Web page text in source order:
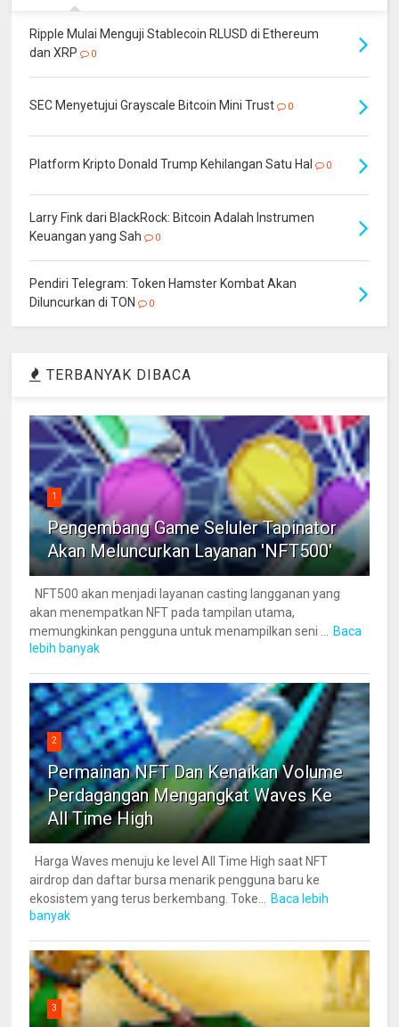
Ripple Mulai Menguji Stablecoin RLUSD di Ethereum
dan XRP
0
SEC Menyetujui Grayscale Bitcoin Mini Trust 0
Platform Kripto Donald Trump Kehilangan Satu Hal 0
Larry Fink dari BlackRock: Bitcoin Adalah Instrumen
Keuangan yang Sah
0
Pendiri Telegram: Token Hamster Kombat Akan
Diluncurkan di TON
0
TERBANYAK DIBACA
1
Pengembang Game Seluler Tapinator
Akan Meluncurkan Layanan 'NFT500'
NFT500 akan menjadi layanan casting langganan yang
akan menempatkan NFT pada tampilan utama,
memungkinkan pengguna untuk menampilkan seni ...
Baca
lebih banyak
2
Permainan NFT Dan Kenaikan Volume
Perdagangan Mengangkat Waves Ke
All Time High
Harga Waves menuju ke level All Time High saat NFT
airdrop dan daftar bursa menarik pengguna baru ke
ekosistem yang terus berkembang. Toke...
Baca lebih
banyak
3